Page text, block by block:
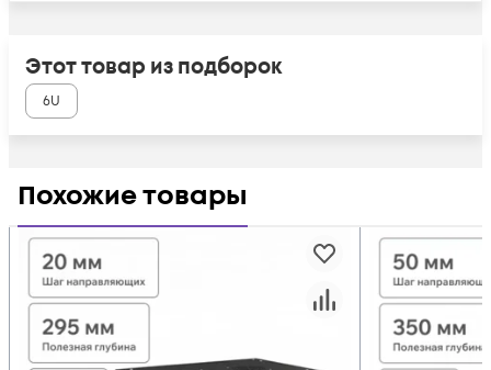
Этот товар из подборок
6U
Похожие товары